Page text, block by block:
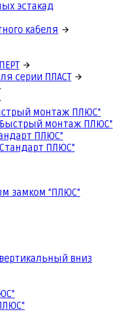
эстакад
кабеля
серии ПЛАСТ
монтаж ПЛЮС"
монтаж ПЛЮС"
ПЛЮС"
ПЛЮС"
замком "ПЛЮС"
вниз